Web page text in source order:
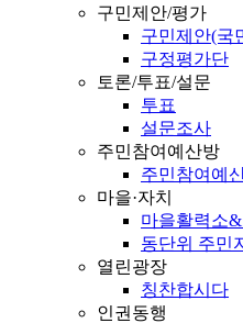
구민제안/평가
구민제안(국
구정평가단
토론/투표/설문
투표
설문조사
주민참여예산방
주민참여예
마을·자치
마을활력소
동단위 주민
열린광장
칭찬합시다
인권동행